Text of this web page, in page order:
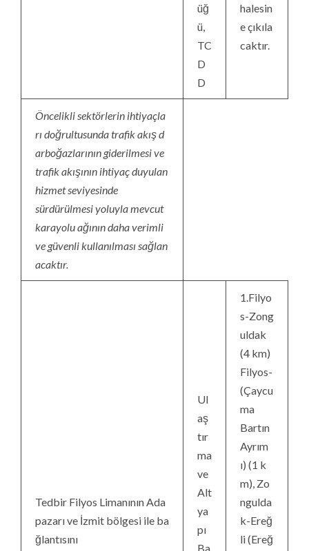
üğ
ü,
TC
D
D
halesin
e çıkıla
caktır.
Öncelikli sektörlerin ihtiyaçla
rı doğrultusunda trafik akış d
arboğazlarının giderilmesi ve
trafik akışının ihtiyaç duyulan
hizmet seviyesinde
sürdürülmesi yoluyla mevcut
karayolu ağının daha verimli
ve güvenli kullanılması sağlan
acaktır.
Tedbir Filyos Limanının Ada
pazarı ve İzmit bölgesi ile ba
ğlantısını
Ul
aş
tır
ma
ve
Alt
ya
pı
Ba
1.Filyo
s-Zong
uldak
(4 km)
Filyos-
(Çaycu
ma
Bartın
Ayrım
ı) (1 k
m), Zo
ngulda
k-Ereğ
li (Ereğ